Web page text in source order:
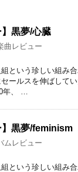
】黒夢/心臓
曲レビュー
という珍しい組み
ールスを伸ばして
年、 …
】黒夢/feminism
ムレビュー
という珍しい組み